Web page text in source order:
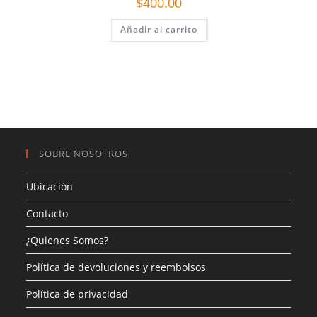
Añadir al carrito
SOBRE NOSOTROS
Ubicación
Contacto
¿Quienes Somos?
Política de devoluciones y reembolsos
Política de privacidad